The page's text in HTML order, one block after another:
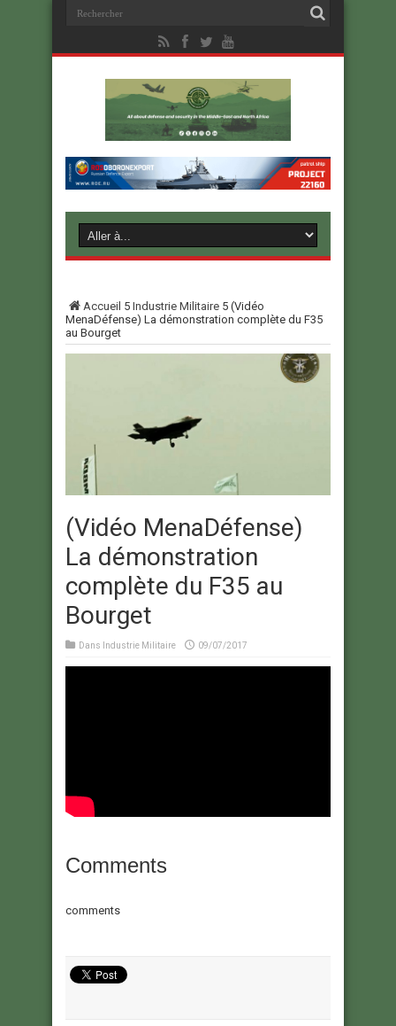
Accueil 5 Industrie Militaire 5 (Vidéo
MenaDéfense) La démonstration complète du F35
au Bourget
(Vidéo MenaDéfense)
La démonstration
complète du F35 au
Bourget
Dans Industrie Militaire 09/07/2017
Comments
comments